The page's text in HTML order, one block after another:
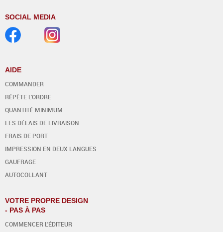
SOCIAL MEDIA
AIDE
COMMANDER
RÉPÈTE L'ORDRE
QUANTITÉ MINIMUM
LES DÉLAIS DE LIVRAISON
FRAIS DE PORT
IMPRESSION EN DEUX LANGUES
GAUFRAGE
AUTOCOLLANT
VOTRE PROPRE DESIGN
- PAS À PAS
COMMENCER L'ÉDITEUR